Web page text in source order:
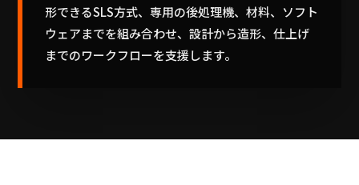
形できるSLS方式、専用の後処理機、材料、ソフト
ウェアまでを組み合わせ、設計から造形、仕上げ
までのワークフローを支援します。